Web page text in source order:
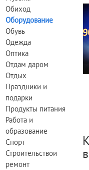
Обиход
Оборудование
Обувь
Одежда
Оптика
Отдам даром
Отдых
Праздники и
подарки
Продукты питания
Работа и
образование
Спорт
Строительствои
ремонт